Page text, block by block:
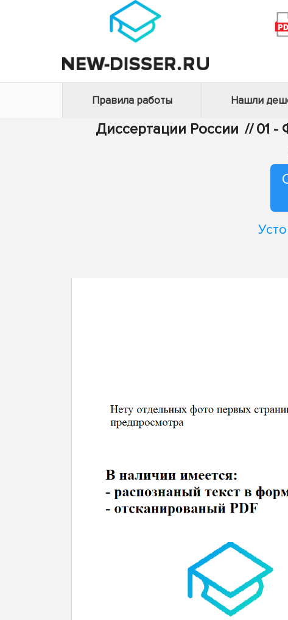
Правила работы Нашли
Диссертации России // 01 -